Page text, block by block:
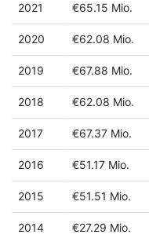
2021 €65.15 Mio.
2020 €62.08 Mio.
2019 €67.88 Mio.
2018 €62.08 Mio.
2017 €67.37 Mio.
2016 €51.17 Mio.
2015 €51.51 Mio.
2014 €27.29 Mio.